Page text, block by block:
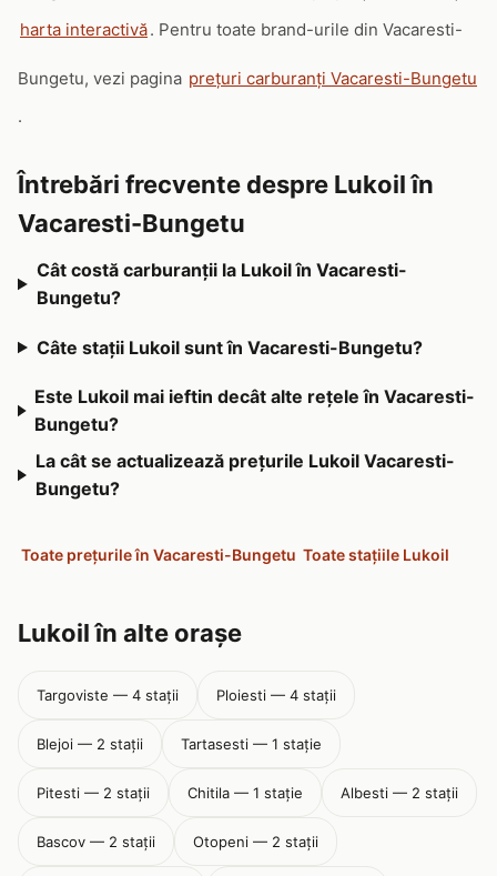
harta interactivă. Pentru toate brand-urile din Vacaresti-
Bungetu, vezi pagina prețuri carburanți Vacaresti-Bungetu
.
Întrebări frecvente despre Lukoil în
Vacaresti-Bungetu
Cât costă carburanții la Lukoil în Vacaresti-
Bungetu?
Câte stații Lukoil sunt în Vacaresti-Bungetu?
Este Lukoil mai ieftin decât alte rețele în Vacaresti-
Bungetu?
La cât se actualizează prețurile Lukoil Vacaresti-
Bungetu?
Toate prețurile în Vacaresti-Bungetu Toate stațiile Lukoil
Lukoil în alte orașe
Targoviste — 4 stații Ploiesti — 4 stații
Blejoi — 2 stații Tartasesti — 1 stație
Pitesti — 2 stații Chitila — 1 stație Albesti — 2 stații
Bascov — 2 stații Otopeni — 2 stații